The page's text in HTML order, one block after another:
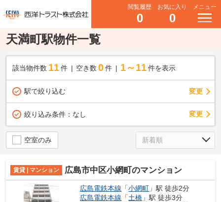
閲覧履歴
0
お気に入り
0
メニュー
天満町駅物件一覧
該当物件数 11件 空き数 0 件 1～11 件を表示
駅で絞り込む 変更
絞り込み条件： なし 変更
空室のみ
賃貸 | マンション 広島市中区小網町のマンション
広島電鉄本線 「小網町 」駅 徒歩2分
広島電鉄本線 「土橋 」駅 徒歩3分